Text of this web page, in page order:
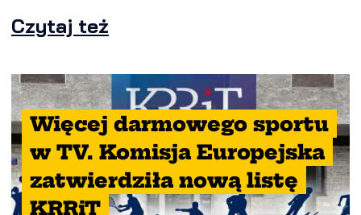
Czytaj też
Więcej darmowego sportu
w TV. Komisja Europejska
zatwierdziła nową listę
KRRiT